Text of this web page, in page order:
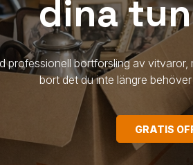
dina
professionell bortforsling av
bort det du inte längre
GRATIS